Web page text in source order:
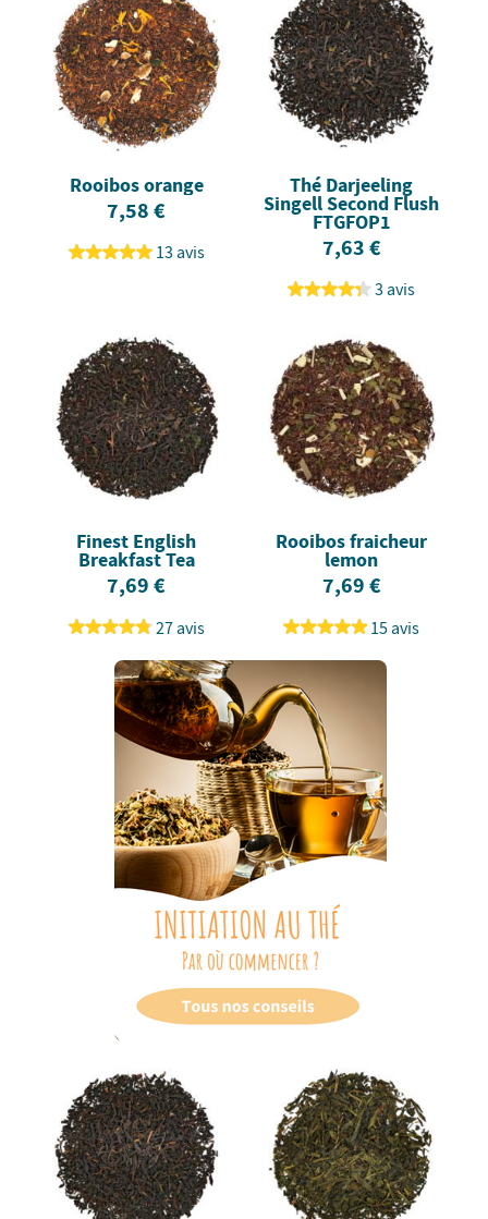
Rooibos orange
7,58 €
13 avis
Thé Darjeeling
Singell Second Flush
FTGFOP1
7,63 €
3 avis
Finest English
Breakfast Tea
7,69 €
27 avis
Rooibos fraicheur
lemon
7,69 €
15 avis